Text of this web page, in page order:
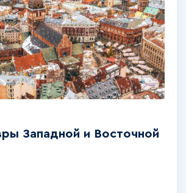
Западной и Восточной